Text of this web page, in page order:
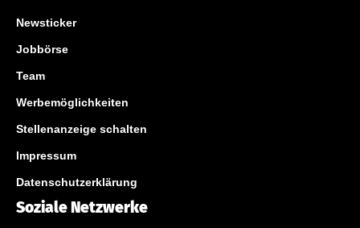
Newsticker
Jobbörse
Team
Werbemöglichkeiten
Stellenanzeige schalten
Impressum
Datenschutzerklärung
Soziale Netzwerke